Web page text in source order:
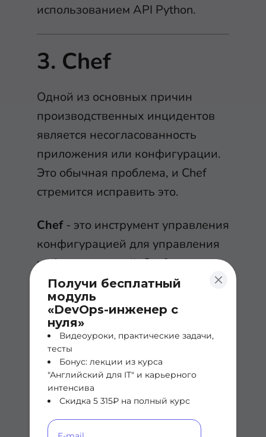
Получи бесплатный
модуль
«DevOps-инженер с
нуля»
Видеоуроки, практические задачи,
тесты
Бонус: лекции из курса
"Английский для IT" и карьерного
интенсива
Скидка 5 315₽ на полный курс
использованием API Python.
3. Chef
Одной из основных причин
производственных инцидентов
является несогласованность
приложения или конфигурации.
Это обычная проблема, и Chef
стремится исправить это.
Chef- это инструмент управления
конфигурацией для управления
инфраструктурой. Он был
написан на Ruby, а первый релиз
состоялся в 2009 году компанией
OpsCode.
Продукт Chef Infrastructure
Management обеспечивает
соответствие всех сред одним и
тем же конфигурациям в
инфраструктуре. Она